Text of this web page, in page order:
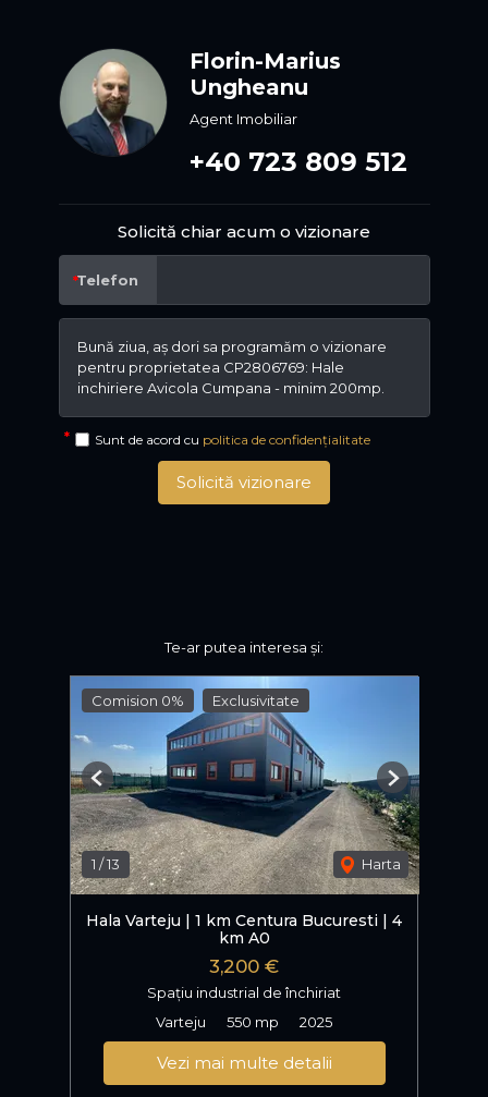
Florin-Marius
Ungheanu
Agent Imobiliar
+40 723 809 512
Solicită chiar acum o vizionare
Telefon
Sunt de acord cu politica de confidențialitate
Solicită vizionare
Te-ar putea interesa și:
Comision 0% Exclusivitate
1 /13 Harta
Previous Next
Hala Varteju | 1 km Centura Bucuresti | 4
km A0
3,200 €
Spațiu industrial de închiriat
Varteju
550 mp 2025
Vezi mai multe detalii